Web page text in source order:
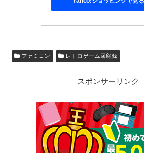
ファミコン レトロゲーム回顧録
スポンサーリンク